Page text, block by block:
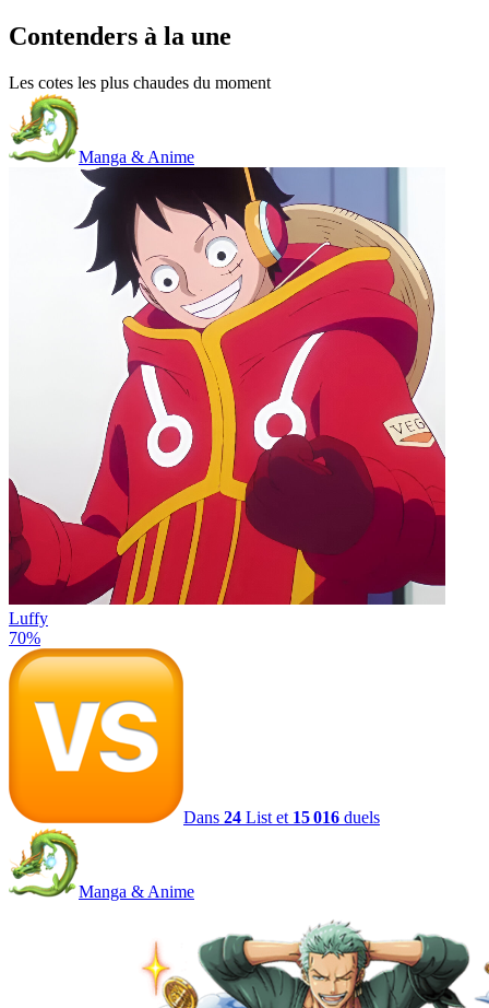
Contenders à la une
Les cotes les plus chaudes du moment
Manga & Anime
Luffy
70%
Dans 24 List et 15 016 duels
Manga & Anime